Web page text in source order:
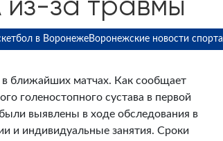
в ВоронежеВоронежские новости спорта
ближайших матчах. Как сообщает
голеностопного сустава в первой
выявлены в ходе обследования в
и индивидуальные занятия. Сроки